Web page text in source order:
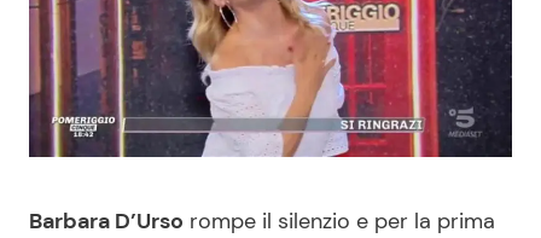
Benessere
Casa
Moda e Style
Cucina e Ricette
Consigli di Cucina
Dolci
Barbara D’Urso rompe il silenzio e per la prima